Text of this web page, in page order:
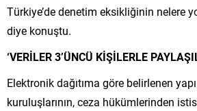
Türkiye’de denetim eksikliğinin nelere
diye konuştu.
‘VERİLER 3’ÜNCÜ KİŞİLERLE
Elektronik dağıtıma göre belirlenen
kuruluşlarının, ceza hükümlerinden